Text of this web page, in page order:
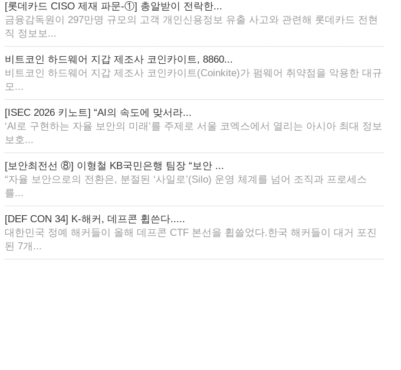
[롯데카드 CISO 제재 파문-①] 총알받이 전락한...
금융감독원이 297만명 규모의 고객 개인신용정보 유출 사고와 관련해 롯데카드 전현
직 정보보...
비트코인 하드웨어 지갑 제조사 코인카이트, 8860...
비트코인 하드웨어 지갑 제조사 코인카이트(Coinkite)가 펌웨어 취약점을 악용한 대규
모...
[ISEC 2026 키노트] “AI의 속도에 맞서라...
‘AI로 구현하는 자율 보안의 미래’를 주제로 서울 코엑스에서 열리는 아시아 최대 정보
보호...
[보안최전선 ⑧] 이형철 KB국민은행 팀장 “보안 ...
“자율 보안으로의 전환은, 분절된 ‘사일로’(Silo) 운영 체계를 넘어 조직과 프로세스
를...
[DEF CON 34] K-해커, 데프콘 휩쓴다.....
대한민국 정예 해커들이 올해 데프콘 CTF 본선을 휩쓸었다.한국 해커들이 대거 포진
된 7개...